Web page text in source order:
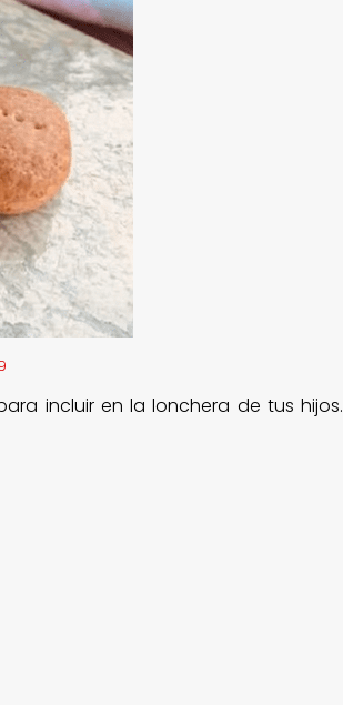
incluir en la lonchera de tus hijos.